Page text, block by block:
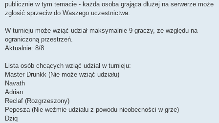
publicznie w tym temacie - każda osoba grająca dłużej na serwerze może
zgłosić sprzeciw do Waszego uczestnictwa.
W turnieju może wziąć udział maksymalnie 9 graczy, ze względu na
ograniczoną przestrzeń.
Aktualnie: 8/8
Lista osób chcących wziąć udział w turnieju:
Master Drunkk (Nie może wziąć udziału)
Navath
Adrian
Reclaf (Rozgrzeszony)
Pepesza (Nie weźmie udziału z powodu nieobecności w grze)
Dziq